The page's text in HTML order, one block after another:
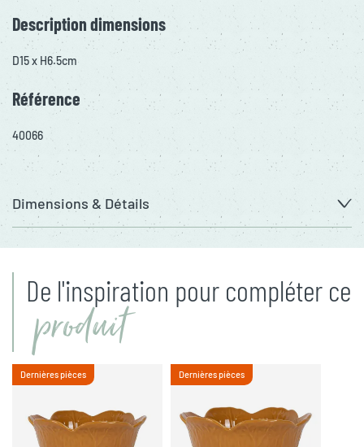
Description dimensions
D15 x H6.5cm
Référence
40066
Dimensions & Détails
De l'inspiration pour compléter ce
produit
Dernières pièces Dernières pièces